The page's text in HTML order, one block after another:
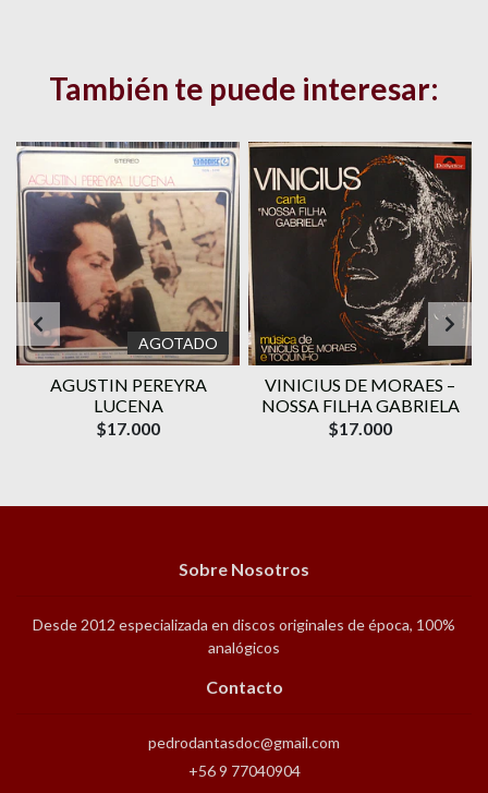
También te puede interesar:
AGOTADO
AGUSTIN PEREYRA
LUCENA
$17.000
VINICIUS DE MORAES ‎–
NOSSA FILHA GABRIELA
$17.000
Sobre Nosotros
Desde 2012 especializada en discos originales de época, 100%
analógicos
Contacto
pedrodantasdoc@gmail.com
+56 9 77040904